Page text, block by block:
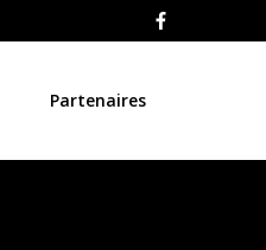
Partenaires